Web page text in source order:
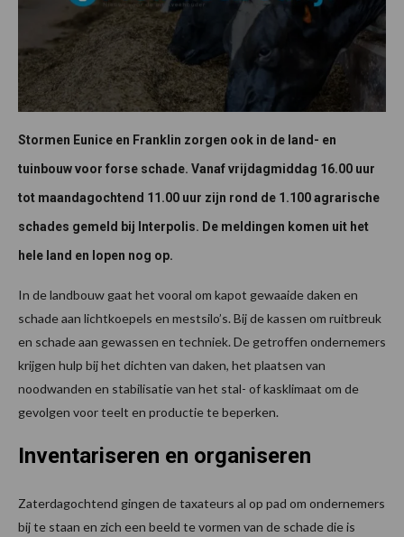
Stormen Eunice en Franklin zorgen ook in de land- en
tuinbouw voor forse schade. Vanaf vrijdagmiddag 16.00 uur
tot maandagochtend 11.00 uur zijn rond de 1.100 agrarische
schades gemeld bij Interpolis. De meldingen komen uit het
hele land en lopen nog op.
In de landbouw gaat het vooral om kapot gewaaide daken en
schade aan lichtkoepels en mestsilo’s. Bij de kassen om ruitbreuk
en schade aan gewassen en techniek. De getroffen ondernemers
krijgen hulp bij het dichten van daken, het plaatsen van
noodwanden en stabilisatie van het stal- of kasklimaat om de
gevolgen voor teelt en productie te beperken.
Inventariseren en organiseren
Zaterdagochtend gingen de taxateurs al op pad om ondernemers
bij te staan en zich een beeld te vormen van de schade die is